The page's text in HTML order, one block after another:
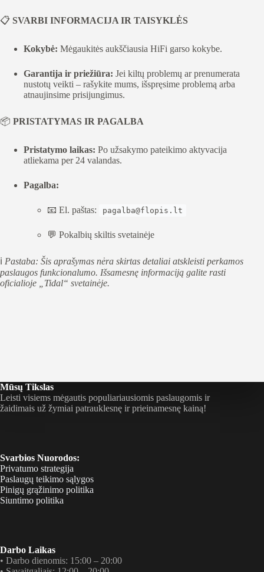
📋 SVARBI INFORMACIJA IR TAISYKLĖS
Kokybė: Mėgaukitės aukščiausia HiFi garso kokybe.
Garantija ir priežiūra: Jei kiltų problemų ar prenumerata
nustotų veikti – rašykite mums, išspręsime problemą arba
atnaujinsime prisijungimus.
📦 PRISTATYMAS IR PAGALBA
Pristatymo laikas: Po užsakymo pateikimo aktyvacija
atliekama per 24 valandas.
Pagalba:
📧 El. paštas: pagalba@flopis.lt
💬 Pokalbių skiltis svetainėje
ℹ️ Pastaba: Šis aprašymas nėra skirtas detaliai atskleisti perkamos
paslaugos funkcionalumo. Išsamesnę informaciją galite rasti
oficialioje „Tidal“ svetainėje.
Mūsų Tikslas
Leisti visiems mėgautis populiariausiomis paslaugomis ir
žaidimais už žymiai patrauklesnę ir prieinamesnę kainą!
Svarbios Nuorodos:
Privatumo strategija
Paslaugų teikimo sąlygos
Pinigų grąžinimo politika
Siuntimo politika
Darbo Laikas
• Darbo dienomis: 15:00 – 20:00